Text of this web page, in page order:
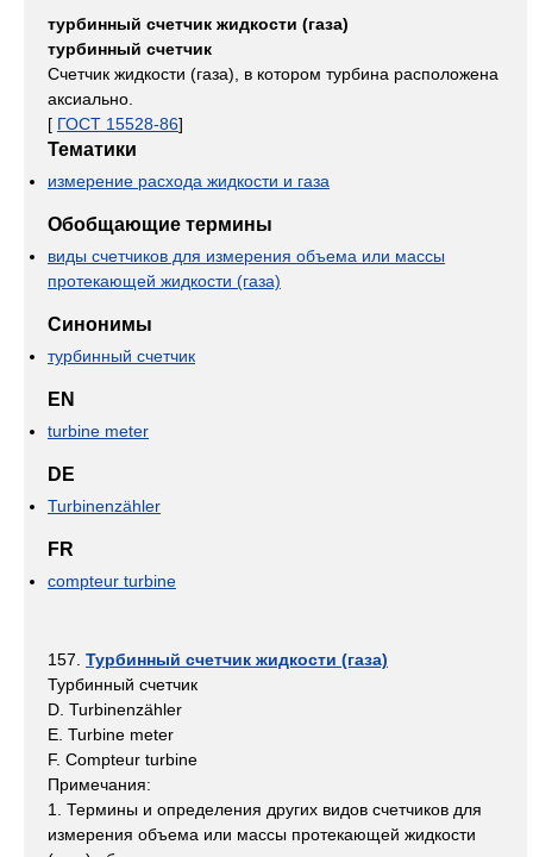
турбинный счетчик жидкости (газа)
турбинный счетчик
Счетчик жидкости (газа), в котором турбина расположена
аксиально.
[ ГОСТ 15528-86]
Тематики
измерение расхода жидкости и газа
Обобщающие термины
виды счетчиков для измерения объема или массы
протекающей жидкости (газа)
Синонимы
турбинный счетчик
EN
turbine meter
DE
Turbinenzähler
FR
compteur turbine
157. Турбинный счетчик жидкости (газа)
Турбинный счетчик
D. Turbinenzähler
E. Turbine meter
F. Compteur turbine
Примечания:
1. Термины и определения других видов счетчиков для
измерения объема или массы протекающей жидкости